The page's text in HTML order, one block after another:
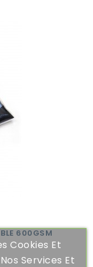
600GSM
Cookies Et
Services Et